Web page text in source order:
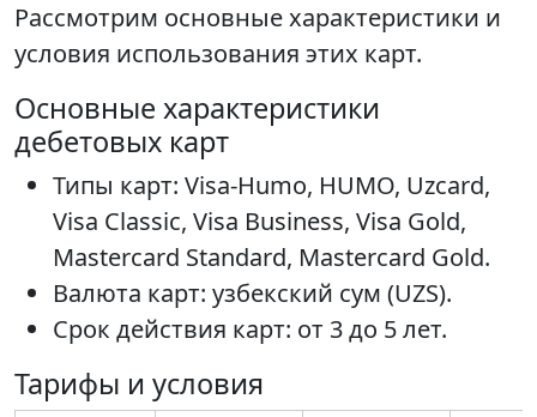
Рассмотрим основные характеристики и
условия использования этих карт.
Основные характеристики
дебетовых карт
Типы карт: Visa-Humo, HUMO, Uzcard,
Visa Classic, Visa Business, Visa Gold,
Mastercard Standard, Mastercard Gold.
Валюта карт: узбекский сум (UZS).
Срок действия карт: от 3 до 5 лет.
Тарифы и условия